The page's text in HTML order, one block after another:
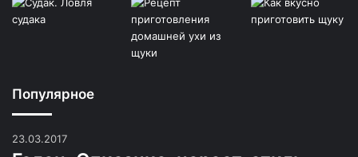
Популярное
23.03.2017